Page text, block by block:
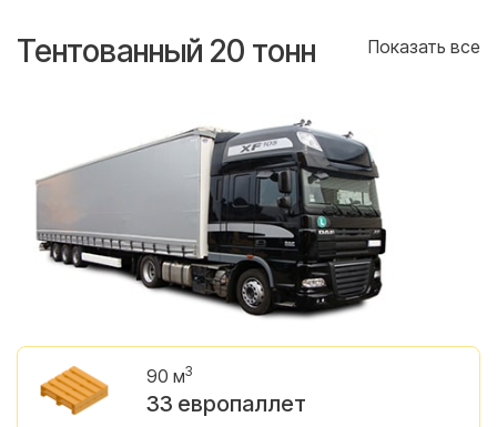
Тентованный 20 тонн Показать все
90 м3
33 европаллет